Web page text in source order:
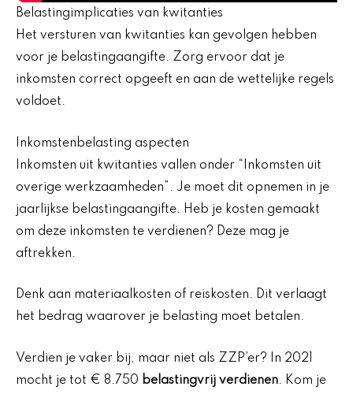
Belastingimplicaties van kwitanties
Het versturen van kwitanties kan gevolgen hebben
voor je belastingaangifte. Zorg ervoor dat je
inkomsten correct opgeeft en aan de wettelijke regels
voldoet.
Inkomstenbelasting aspecten
Inkomsten uit kwitanties vallen onder “Inkomsten uit
overige werkzaamheden”. Je moet dit opnemen in je
jaarlijkse belastingaangifte. Heb je kosten gemaakt
om deze inkomsten te verdienen? Deze mag je
aftrekken.
Denk aan materiaalkosten of reiskosten. Dit verlaagt
het bedrag waarover je belasting moet betalen.
Verdien je vaker bij, maar niet als ZZP’er? In 2021
mocht je tot € 8.750 belastingvrij verdienen. Kom je